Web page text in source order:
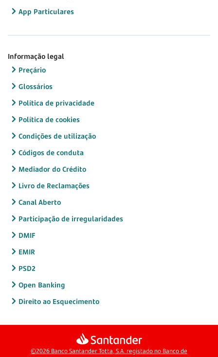
App Particulares
Informação legal
Preçário
Glossários
Política de privacidade
Política de cookies
Condições de utilização
Códigos de conduta
Mediador do Crédito
Livro de Reclamações
Canal Aberto
Participação de irregularidades
DMIF
EMIR
PSD2
Open Banking
Direito ao Esquecimento
©2026 Banco Santander Totta, S.A. registado no Banco de